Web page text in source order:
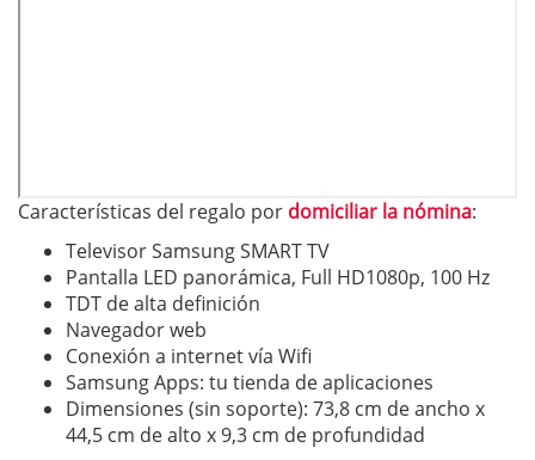
Características del regalo por domiciliar la nómina:
Televisor Samsung SMART TV
Pantalla LED panorámica, Full HD1080p, 100 Hz
TDT de alta definición
Navegador web
Conexión a internet vía Wifi
Samsung Apps: tu tienda de aplicaciones
Dimensiones (sin soporte): 73,8 cm de ancho x
44,5 cm de alto x 9,3 cm de profundidad